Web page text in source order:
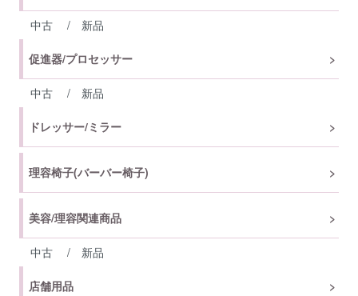
中古 / 新品
促進器/プロセッサー
中古 / 新品
ドレッサー/ミラー
理容椅子(バーバー椅子)
美容/理容関連商品
中古 / 新品
店舗用品